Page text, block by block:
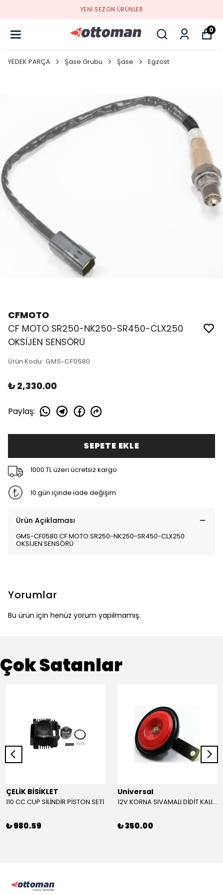
YENI SEZON ÜRÜNLER
0
YEDEK PARÇA Şase Grubu Şase Egzost
CFMOTO
CF MOTO SR250-NK250-SR450-CLX250
OKSİJEN SENSÖRÜ
Ürün Kodu: GMS-CF0580
₺ 2,330.00
Paylaş:
SEPETE EKLE
1000 TL üzeri ücretsiz kargo
10 gün içinde iade değişim
Ürün Açıklaması
GMS-CF0580 CF MOTO SR250-NK250-SR450-CLX250
OKSİJEN SENSÖRÜ
Yorumlar
Bu ürün için henüz yorum yapılmamış.
Çok Satanlar
ÇELİK BİSİKLET
110 CC CUP SİLİNDİR PİSTON SETİ
₺ 980.59
Universal
12V KORNA SIVAMALI DİDİT KALIN SESLİ (KIRMIZI)
₺ 350.00